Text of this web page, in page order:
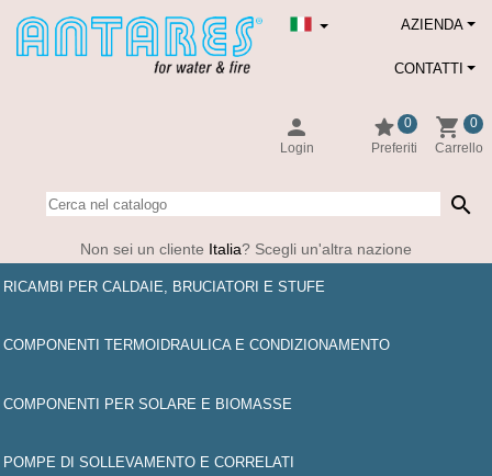
AZIENDA
person
Login
star
0
Preferiti
shopping_cart
0
Carrello
CONTATTI
search
Non sei un cliente Italia? Scegli un'altra nazione
RICAMBI PER CALDAIE, BRUCIATORI E STUFE
COMPONENTI TERMOIDRAULICA E CONDIZIONAMENTO
COMPONENTI PER SOLARE E BIOMASSE
POMPE DI SOLLEVAMENTO E CORRELATI